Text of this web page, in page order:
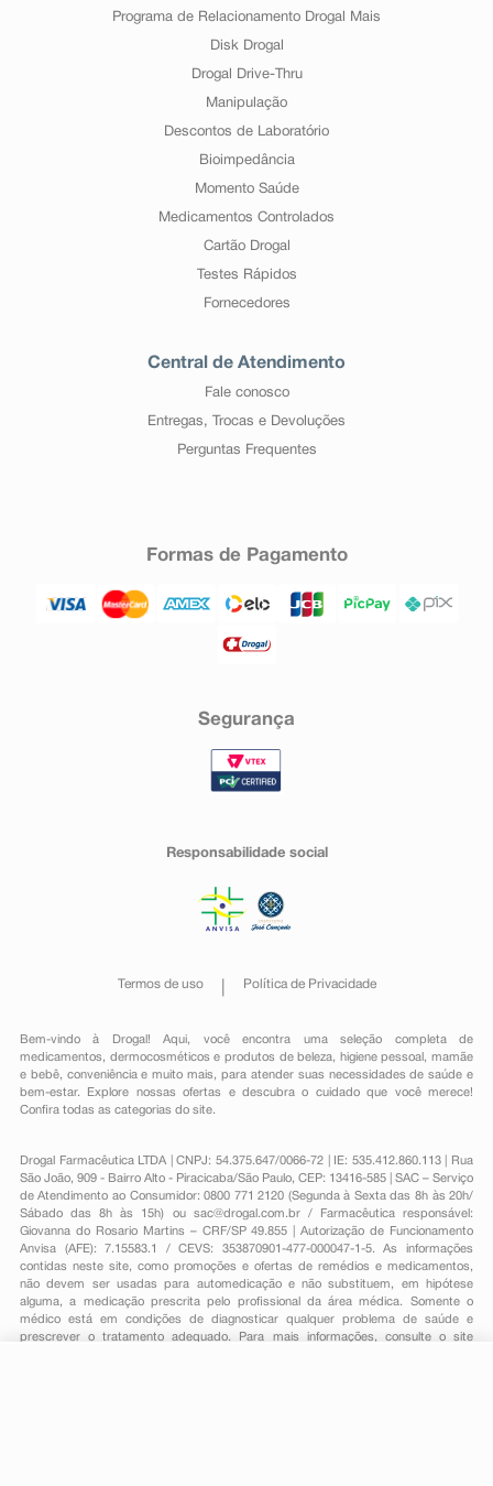
Programa de Relacionamento Drogal Mais
Disk Drogal
Drogal Drive-Thru
Manipulação
Descontos de Laboratório
Bioimpedância
Momento Saúde
Medicamentos Controlados
Cartão Drogal
Testes Rápidos
Fornecedores
Central de Atendimento
Fale conosco
Entregas, Trocas e Devoluções
Perguntas Frequentes
Formas de Pagamento
Segurança
Responsabilidade social
Termos de uso Política de Privacidade
Bem-vindo à Drogal! Aqui, você encontra uma seleção completa de
medicamentos , dermocosméticos e produtos de beleza, higiene pessoal ,mamãe
e bebê, conveniênciae muito mais, para atender suas necessidades de saúde e
bem-estar. Explore nossas ofertas e descubra o cuidado que você merece!
Confira todas as categorias do site.
Drogal Farmacêutica LTDA | CNPJ: 54.375.647/0066-72 | IE: 535.412.860.113 | Rua
São João, 909 - Bairro Alto - Piracicaba/São Paulo, CEP: 13416-585 | SAC – Serviço
de Atendimento ao Consumidor: 0800 771 2120 (Segunda à Sexta das 8h às 20h/
Sábado das 8h às 15h) ou sac@drogal.com.br/ Farmacêutica responsável:
Giovanna do Rosario Martins – CRF/SP 49.855 | Autorização de Funcionamento
Anvisa (AFE): 7.15583.1 / CEVS: 353870901-477-000047-1-5. As informações
contidas neste site, como promoções e ofertas de remédios e medicamentos,
não devem ser usadas para automedicação e não substituem, em hipótese
alguma, a medicação prescrita pelo profissional da área médica. Somente o
médico está em condições de diagnosticar qualquer problema de saúde e
prescrever o tratamento adequado. Para mais informações, consulte o site